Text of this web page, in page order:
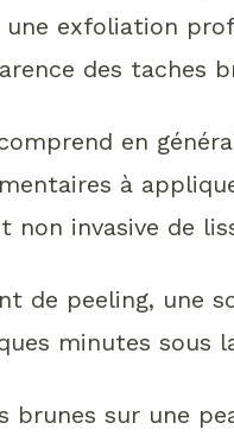
exfoliation
des taches
en
à
non invasive de
de peeling, une
minutes sous
brunes sur une